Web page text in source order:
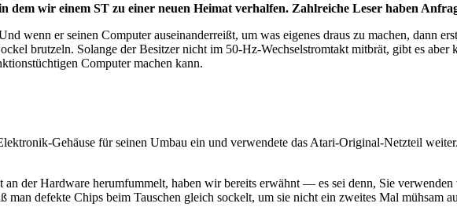
wir einem ST zu einer neuen Heimat verhalfen. Zahlreiche Leser haben
wenn er seinen Computer auseinanderreißt, um was eigenes draus zu machen, dann
brutzeln. Solange der Besitzer nicht im 50-Hz-Wechselstromtakt mitbrät, gibt es
Computer machen kann.
Gehäuse für seinen Umbau ein und verwendete das Atari-Original-Netzteil
der Hardware herumfummelt, haben wir bereits erwähnt — es sei denn, Sie
defekte Chips beim Tauschen gleich sockelt, um sie nicht ein zweites Mal mühsam